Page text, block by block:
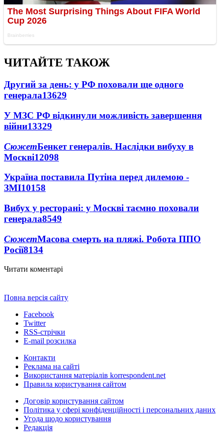
ЧИТАЙТЕ ТАКОЖ
Другий за день: у РФ поховали ще одного
генерала13629
У МЗС РФ відкинули можливість завершення
війни13329
СюжетБенкет генералів. Наслідки вибуху в
Москві12098
Україна поставила Путіна перед дилемою -
ЗМІ10158
Вибух у ресторані: у Москві таємно поховали
генерала8549
СюжетМасова смерть на пляжі. Робота ППО
Росії8134
Читати коментарі
Повна версія сайту
Facebook
Twitter
RSS-стрічки
E-mail розсилка
Контакти
Реклама на сайті
Використання матеріалів korrespondent.net
Правила користування сайтом
Договір користування сайтом
Політика у сфері конфіденційності і персональних даних
Угода щодо користування
Редакція